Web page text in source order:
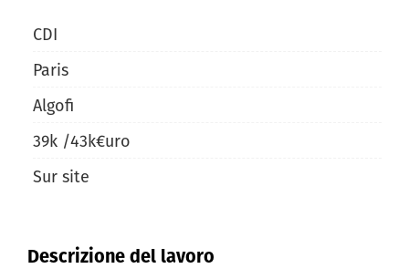
CDI
Paris
Algofi
39k /43k€uro
Sur site
Descrizione del lavoro